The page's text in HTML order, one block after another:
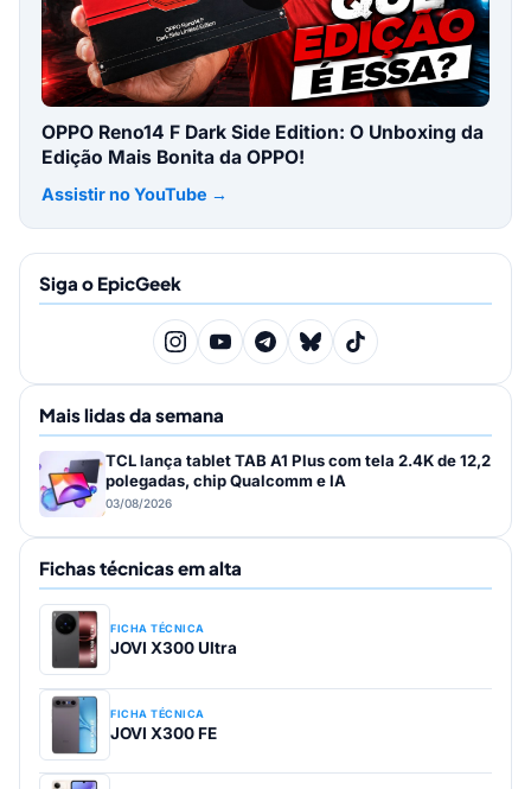
OPPO Reno14 F Dark Side Edition: O Unboxing da
Edição Mais Bonita da OPPO!
Assistir no YouTube →
Siga o EpicGeek
Mais lidas da semana
TCL lança tablet TAB A1 Plus com tela 2.4K de 12,2
polegadas, chip Qualcomm e IA
03/08/2026
Fichas técnicas em alta
FICHA TÉCNICA
JOVI X300 Ultra
FICHA TÉCNICA
JOVI X300 FE